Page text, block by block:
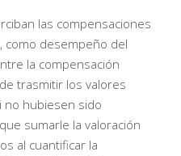
las compensaciones
como desempeño del
la compensación
trasmitir los valores
no hubiesen sido
sumarle la valoración
al cuantificar la